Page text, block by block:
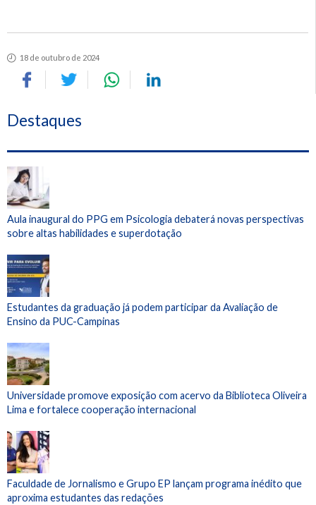
18 de outubro de 2024
Destaques
Aula inaugural do PPG em Psicologia debaterá novas perspectivas
sobre altas habilidades e superdotação
Estudantes da graduação já podem participar da Avaliação de
Ensino da PUC-Campinas
Universidade promove exposição com acervo da Biblioteca Oliveira
Lima e fortalece cooperação internacional
Faculdade de Jornalismo e Grupo EP lançam programa inédito que
aproxima estudantes das redações